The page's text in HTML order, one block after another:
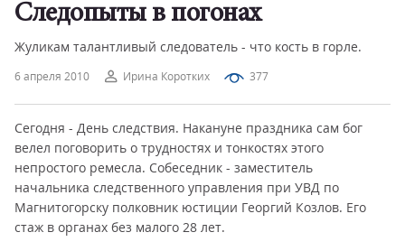
6 апреля 2010 Ирина Коротких 377
Следопыты в погонах
Жуликам талантливый следователь - что кость в горле.
Сегодня - День следствия. Накануне праздника сам бог
велел поговорить о трудностях и тонкостях этого
непростого ремесла. Собеседник - заместитель
начальника следственного управления при УВД по
Магнитогорску полковник юстиции Георгий Козлов. Его
стаж в органах без малого 28 лет.